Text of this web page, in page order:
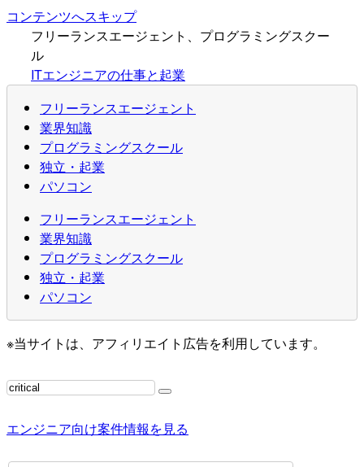
コンテンツへスキップ
フリーランスエージェント、プログラミングスクー
ル
ITエンジニアの仕事と起業
フリーランスエージェント
業界知識
プログラミングスクール
独立・起業
パソコン
フリーランスエージェント
業界知識
プログラミングスクール
独立・起業
パソコン
※当サイトは、アフィリエイト広告を利用しています。
エンジニア向け案件情報を見る